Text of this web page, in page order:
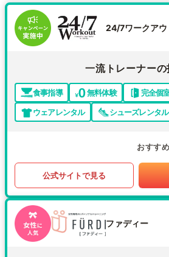
24/7ワークアウ
一流トレーナーの
食事指導 無料体験 完全個
ウェアレンタル
シューズレンタル
おすす
公式サイトで見る
ファディー